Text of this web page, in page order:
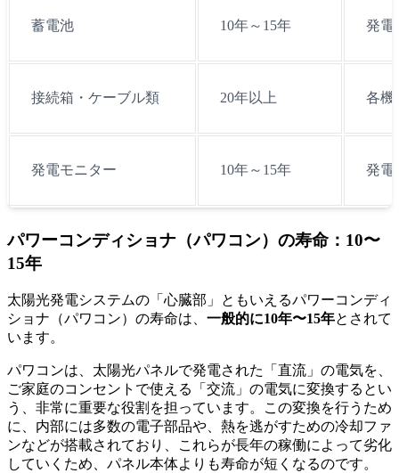
蓄電池 10年～15年 発電
接続箱・ケーブル類 20年以上 各機
発電モニター 10年～15年 発電
パワーコンディショナ（パワコン）の寿命：10〜
15年
太陽光発電システムの「心臓部」ともいえるパワーコンディ
ショナ（パワコン）の寿命は、 一般的に10年〜15年とされて
います。
パワコンは、太陽光パネルで発電された「直流」の電気を、
ご家庭のコンセントで使える「交流」の電気に変換するとい
う、非常に重要な役割を担っています。この変換を行うため
に、内部には多数の電子部品や、熱を逃がすための冷却ファ
ンなどが搭載されており、これらが長年の稼働によって劣化
していくため、パネル本体よりも寿命が短くなるのです。